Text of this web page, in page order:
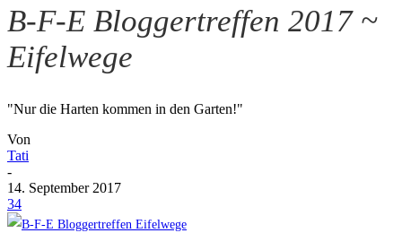
B-F-E Bloggertreffen 2017 ~
Eifelwege
"Nur die Harten kommen in den Garten!"
Von
Tati
-
14. September 2017
34